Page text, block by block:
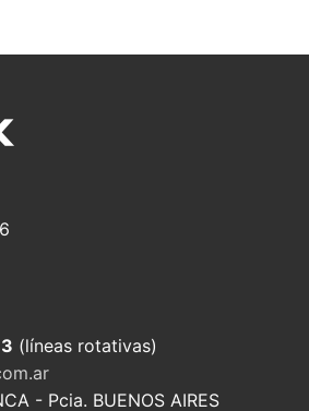
(líneas rotativas)
- Pcia. BUENOS AIRES